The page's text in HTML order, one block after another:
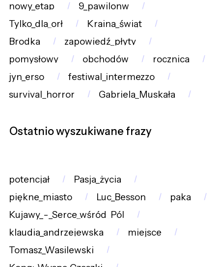
nowy_etap
9_pawilonw
Tylko_dla_orł
Kraina_świąt
Brodka
zapowiedź_płyty
pomysłowy
obchodów
rocznica
jyn_erso
festiwal_intermezzo
survival_horror
Gabriela_Muskała
Ostatnio wyszukiwane frazy
potencjał
Pasja_życia
piękne_miasto
Luc_Besson
paka
Kujawy_-_Serce_wśród_Pól
klaudia_andrzejewska
miejsce
Tomasz_Wasilewski